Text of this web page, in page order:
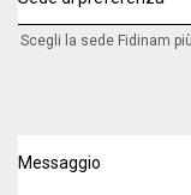
Scegli la sede Fidinam
Messaggio